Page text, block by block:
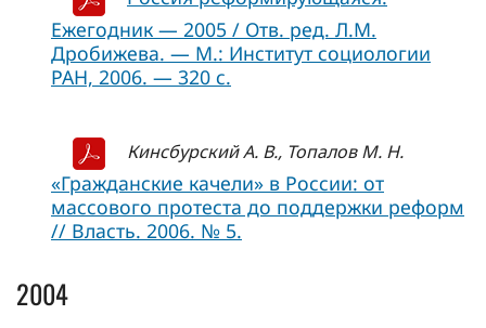
Ежегодник — 2005 / Отв. ред. Л.М.
Дробижева. — М.: Институт социологии
РАН, 2006. — 320 с.
Кинсбурский А. В., Топалов М. Н.
«Гражданские качели» в России: от
массового протеста до поддержки реформ
// Власть. 2006. № 5.
2004